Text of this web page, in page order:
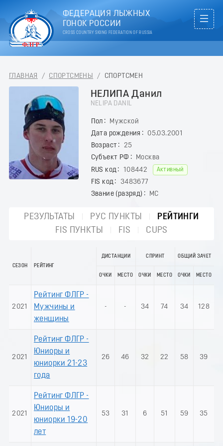
ФЕДЕРАЦИЯ ЛЫЖНЫХ
ГОНОК РОССИИ
CROSS COUNTRY SKIING FEDERATION OF RUSSIA
ГЛАВНАЯ / СПОРТСМЕНЫ / СПОРТСМЕН
НЕЛИПА Данил
NELIPA DANIL
Пол
Мужской
Дата рождения
05.03.2001
Возраст
25
Субъект РФ
Москва
RUS код
108442 Активный
FIS код
3483677
Звание (разряд)
МС
РЕЗУЛЬТАТЫ РУС ПУНКТЫ
РЕЙТИНГИ
FIS ПУНКТЫ
FIS CUPS
СЕЗОН РЕЙТИНГ
ДИСТАНЦИИ СПРИНТ ОБЩИЙ ЗАЧЕТ
ОЧКИ МЕСТО ОЧКИ МЕСТО ОЧКИ МЕСТО
2021
Рейтинг ФЛГР -
Мужчины и
женщины
- - 34 74 34 128
2021
Рейтинг ФЛГР -
Юниоры и
юниорки 21-23
года
26 46 32 22 58 39
2021
Рейтинг ФЛГР -
Юниоры и
юниорки 19-20
лет
53 31 6 51 59 35